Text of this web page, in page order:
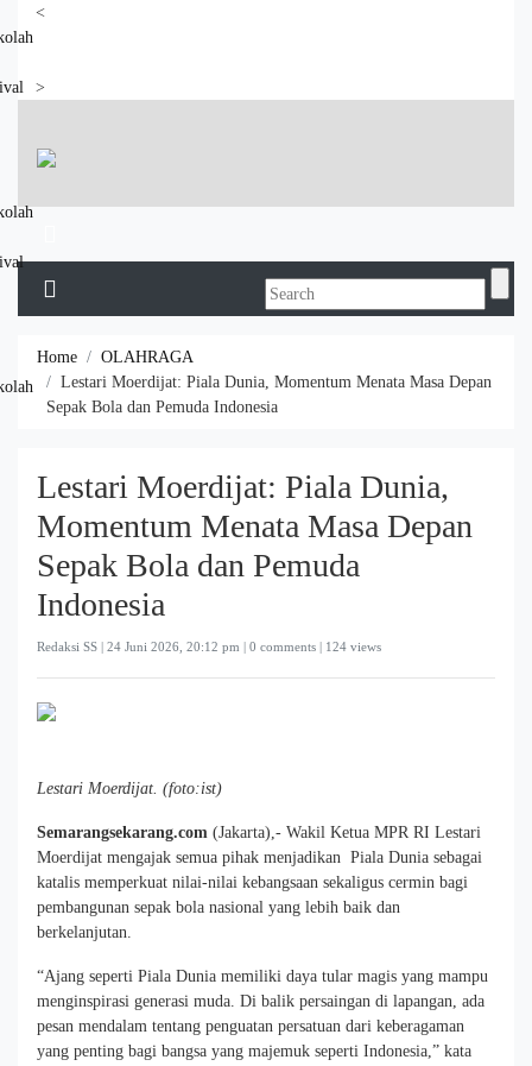
<
>
Home
OLAHRAGA
Lestari Moerdijat: Piala Dunia, Momentum Menata Masa Depan
Sepak Bola dan Pemuda Indonesia
Lestari Moerdijat: Piala Dunia,
Momentum Menata Masa Depan
Sepak Bola dan Pemuda
Indonesia
Redaksi SS | 24 Juni 2026, 20:12 pm | 0 comments | 124 views
Lestari Moerdijat. (foto:ist)
Semarangsekarang.com (Jakarta),- Wakil Ketua MPR RI Lestari
Moerdijat mengajak semua pihak menjadikan Piala Dunia sebagai
katalis memperkuat nilai-nilai kebangsaan sekaligus cermin bagi
pembangunan sepak bola nasional yang lebih baik dan
berkelanjutan.
“Ajang seperti Piala Dunia memiliki daya tular magis yang mampu
menginspirasi generasi muda. Di balik persaingan di lapangan, ada
pesan mendalam tentang penguatan persatuan dari keberagaman
yang penting bagi bangsa yang majemuk seperti Indonesia,” kata